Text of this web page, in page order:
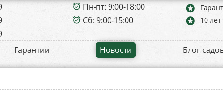
alarm_on Пн-пт: 9:00-18:00
alarm_on Сб: 9:00-15:00
stars
stars 10
Гарантии Новости Блог